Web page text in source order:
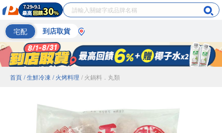
宅配 到店取貨
首頁 / 生鮮冷凍 / 火烤料理 / 火鍋料．丸類